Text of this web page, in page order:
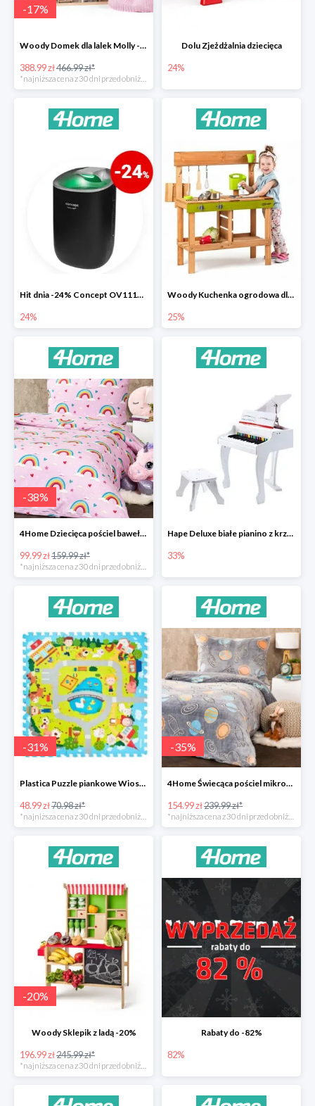
-17%
Woody Domek dla lalek Molly -78zł
388.99 zł466.99 zł*
Dolu Zjeżdżalnia dziecięca
24%
Hit dnia -24% Concept OV1110 osuszacz powietrza Perfect Air
24%
Woody Kuchenka ogrodowa dla dzieci Rosalie
25%
-38%
4Home Dziecięca pościel bawełniana Rainbow
99.99 zł159.99 zł*
*najniższa cena z 30 dni przed obniżką
Hape Deluxe białe pianino z krzesłem -33%
33%
-31%
Plastica Puzzle piankowe Wioska -31%
48.99 zł70.98 zł*
-35%
4Home Świecąca pościel mikroflanela Planetarium -35%
154.99 zł239.99 zł*
-20%
Woody Sklepik z ladą -20%
196.99 zł245.99 zł*
*najniższa cena z 30 dni przed obniżką
Rabaty do -82%
82%